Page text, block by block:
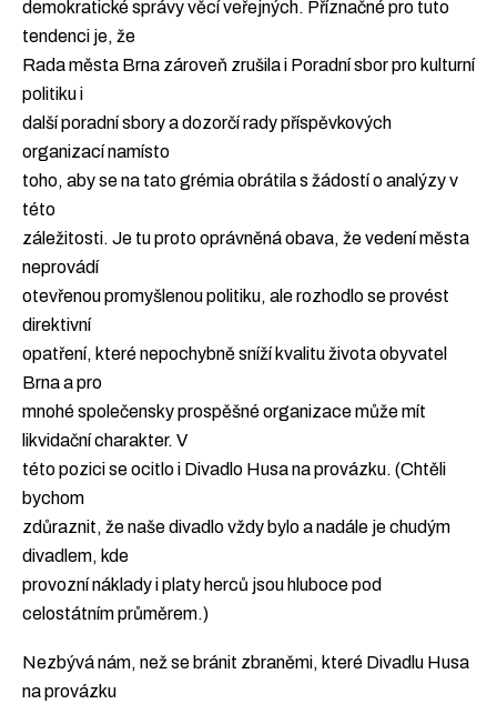
demokratické správy věcí veřejných. Příznačné pro tuto
tendenci je, že
Rada města Brna zároveň zrušila i Poradní sbor pro kulturní
politiku i
další poradní sbory a dozorčí rady příspěvkových
organizací namísto
toho, aby se na tato grémia obrátila s žádostí o analýzy v
této
záležitosti. Je tu proto oprávněná obava, že vedení města
neprovádí
otevřenou promyšlenou politiku, ale rozhodlo se provést
direktivní
opatření, které nepochybně sníží kvalitu života obyvatel
Brna a pro
mnohé společensky prospěšné organizace může mít
likvidační charakter. V
této pozici se ocitlo i Divadlo Husa na provázku. (Chtěli
bychom
zdůraznit, že naše divadlo vždy bylo a nadále je chudým
divadlem, kde
provozní náklady i platy herců jsou hluboce pod
celostátním průměrem.)
Nezbývá nám, než se bránit zbraněmi, které Divadlu Husa
na provázku